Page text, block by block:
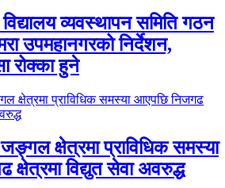
व्यवस्थापन समिति गठन
उपमहानगरको निर्देशन,
रोक्का हुने
क्षेत्रमा प्राविधिक समस्या
विद्युत सेवा अवरुद्ध